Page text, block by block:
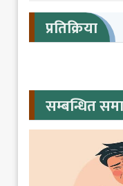
प्रतिक्रिया
सम्बन्धित